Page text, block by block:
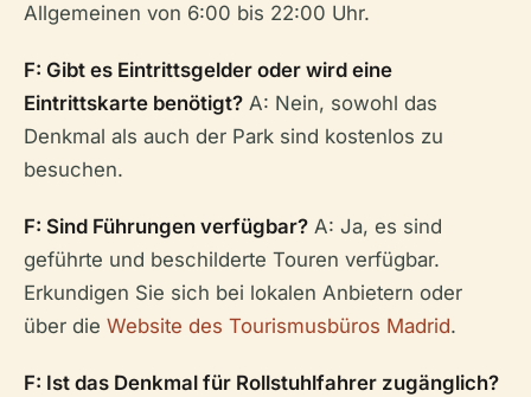
Allgemeinen von 6:00 bis 22:00 Uhr.
F: Gibt es Eintrittsgelder oder wird eine
Eintrittskarte benötigt? A: Nein, sowohl das
Denkmal als auch der Park sind kostenlos zu
besuchen.
F: Sind Führungen verfügbar? A: Ja, es sind
geführte und beschilderte Touren verfügbar.
Erkundigen Sie sich bei lokalen Anbietern oder
über die Website des Tourismusbüros Madrid.
F: Ist das Denkmal für Rollstuhlfahrer zugänglich?